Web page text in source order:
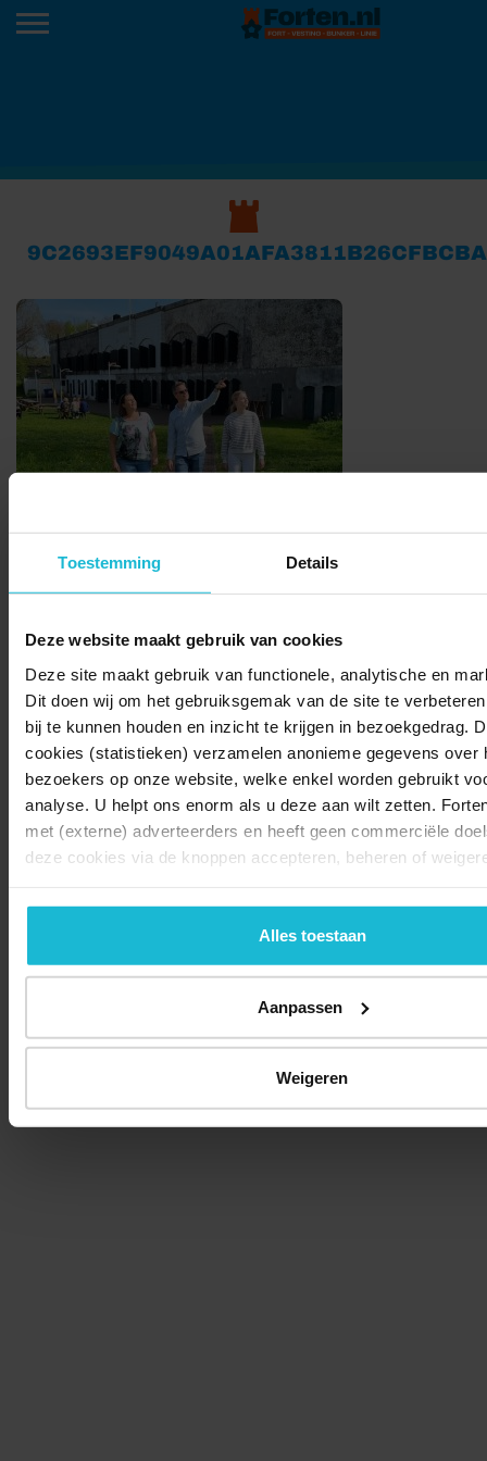
Toestemming Details
Deze website maakt gebruik van cookies
Deze site maakt gebruik van functionele, analytische en
Dit doen wij om het gebruiksgemak van de site te
bij te kunnen houden en inzicht te krijgen in bezoekgedrag.
cookies (statistieken) verzamelen anonieme gegevens over
bezoekers op onze website, welke enkel worden gebruikt
analyse. U helpt ons enorm als u deze aan wilt zetten.
met (externe) adverteerders en heeft geen commerciële
deze cookies via de knoppen accepteren, beheren of
Alles toestaan
Aanpassen
Weigeren
© 2026 Stichting Forten Nederland
Over ons
Doneer nu Disclaimer
Contact
Forten.nl wordt ondersteund door de